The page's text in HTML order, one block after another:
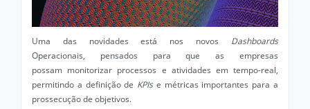
Uma das novidades está nos novos Dashboards
Operacionais, pensados para que as empresas
possam monitorizar processos e atividades em tempo-real,
permitindo a definição de KPIse métricas importantes para a
prossecução de objetivos.